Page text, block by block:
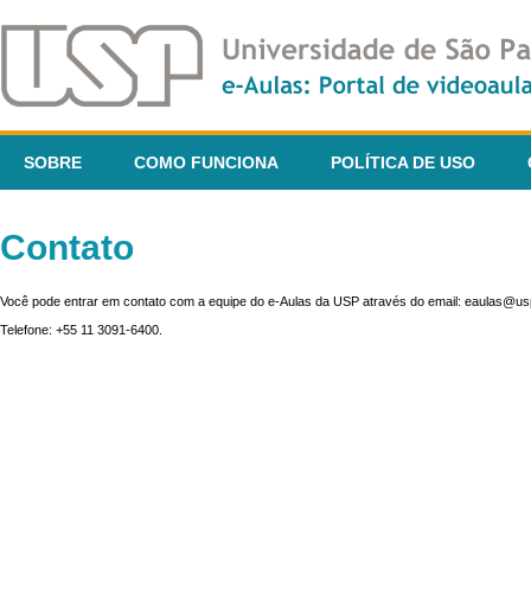
SOBRE COMO FUNCIONA POLÍTICA DE USO
Contato
Você pode entrar em contato com a equipe do e-Aulas da USP através do email:
Telefone: +55 11 3091-6400.